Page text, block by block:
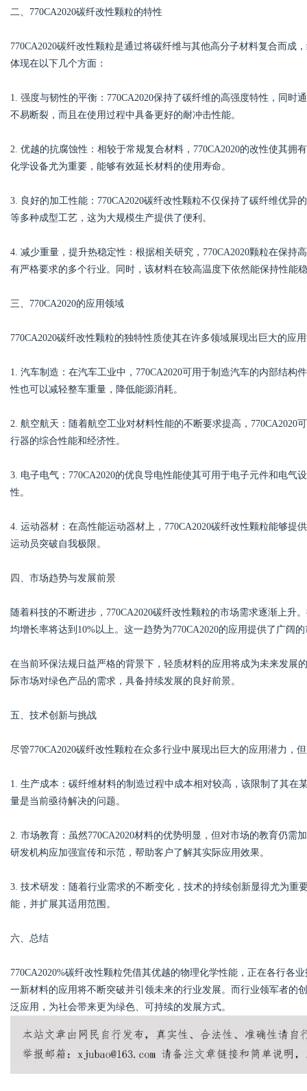
二、770CA2020碳纤改性颗粒的特性
770CA2020碳纤改性颗粒是通过将碳纤维与其他高分子材料复合而
体现在以下几个方面：
1. 强度与韧性的平衡：770CA2020保持了碳纤维的高强度特性，同
不易断裂，而且在使用过程中具备更好的耐冲击性能。
2. 优越的抗腐蚀性：相较于常规复合材料，770CA2020的改性使其
化学设备尤为重要，能够有效延长材料的使用寿命。
3. 良好的加工性能：770CA2020碳纤改性颗粒不仅保持了碳纤维优
等多种成型工艺，这为大规模生产提供了便利。
4. 减少重量，提升热稳定性：根据相关研究，770CA2020颗粒在保
有严格要求的多个行业。同时，该材料在较高温度下依然能保持性能
三、770CA2020的应用领域
770CA2020碳纤改性颗粒的独特性质使其在许多领域展现出巨大的应
1. 汽车制造：在汽车工业中，770CA2020可用于制造汽车的内部结
性也可以减轻整车重量，降低能源消耗。
2. 航空航天：随着航空工业对材料性能的不断要求提高，
行器的综合性能和经济性。
3. 电子电气：770CA2020的优良导电性能使其可用于电子元件和电
性。
4. 运动器材：在高性能运动器材上，770CA2020碳纤改性颗粒能够
运动员突破自我极限。
四、市场趋势与发展前景
随着科技的不断进步，770CA2020碳纤改性颗粒的市场需求逐渐上
均增长率将达到10%以上。这一趋势为770CA2020的应用提供了广阔
在当前环保法规日益严格的背景下，轻质材料的应用将成为未来发展
际市场对绿色产品的需求，具备持续发展的良好前景。
五、技术创新与挑战
尽管770CA2020碳纤改性颗粒在众多行业中展现出巨大的应用潜力，
1. 生产成本：碳纤维材料的制造过程中成本相对较高，该限制了其
量是当前亟待解决的问题。
2. 市场教育：虽然770CA2020材料的优势明显，但对市场的教育仍
研发机构应加强宣传和示范，帮助客户了解其实际应用效果。
3. 技术研发：随着行业需求的不断变化，技术的持续创新显得尤为重
能，并扩展其适用范围。
六、总结
770CA2020%碳纤改性颗粒凭借其优越的物理化学性能，正在各行各
一新材料的应用将不断突破并引领未来的行业发展。而行业领军者的
泛应用，为社会带来更为绿色、可持续的发展方式。